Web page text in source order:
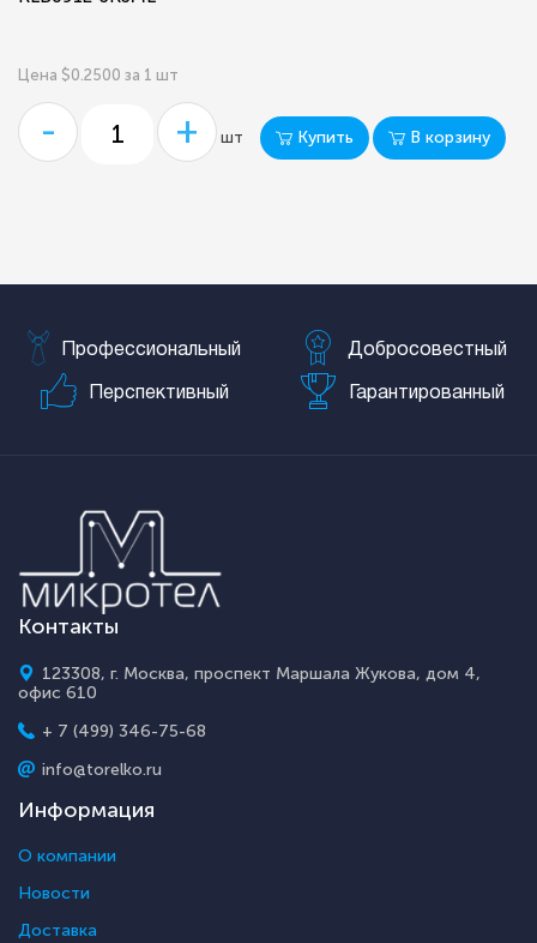
Цена $0.2500 за 1 шт
- + шт Купить В корзину
Профессиональный Добросовестный
Перспективный Гарантированный
Контакты
123308, г. Москва, проспект Маршала Жукова, дом 4,
офис 610
+ 7 (499) 346-75-68
info@torelko.ru
Информация
О компании
Новости
Доставка